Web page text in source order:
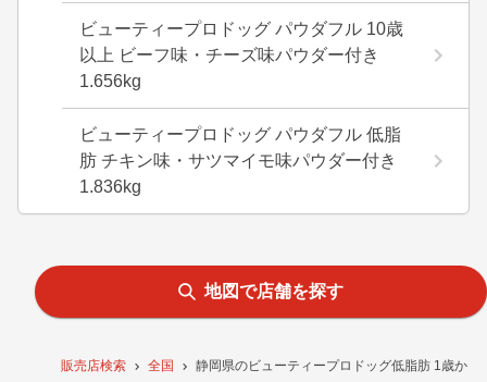
販売店検索 全国 静岡県のビューティープロドッグ低脂肪 1歳から
ビューティープロドッグ パウダフル 10歳
以上 ビーフ味・チーズ味パウダー付き
1.656kg
ビューティープロドッグ パウダフル 低脂
肪 チキン味・サツマイモ味パウダー付き
1.836kg
地図で店舗を探す